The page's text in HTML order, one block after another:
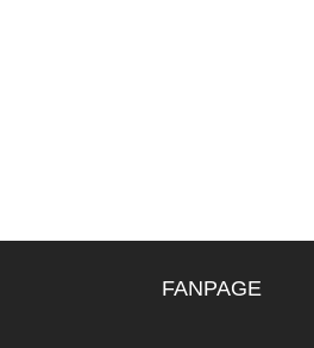
FANPAGE